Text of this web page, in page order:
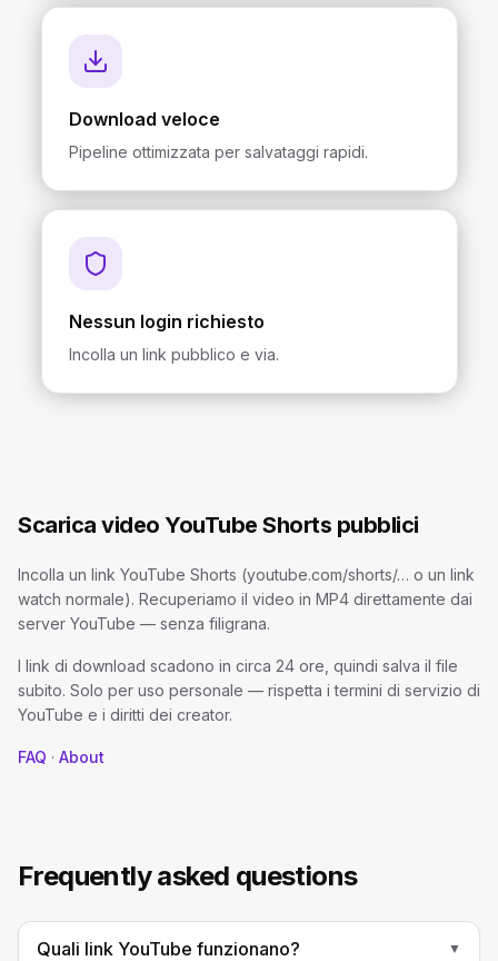
Download veloce
Pipeline ottimizzata per salvataggi rapidi.
Nessun login richiesto
Incolla un link pubblico e via.
Scarica video YouTube Shorts pubblici
Incolla un link YouTube Shorts (youtube.com/shorts/… o un link
watch normale). Recuperiamo il video in MP4 direttamente dai
server YouTube — senza filigrana.
I link di download scadono in circa 24 ore, quindi salva il file
subito. Solo per uso personale — rispetta i termini di servizio di
YouTube e i diritti dei creator.
FAQ · About
Frequently asked questions
Quali link YouTube funzionano? ▼